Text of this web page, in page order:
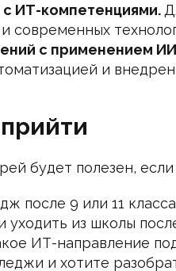
ИТ-компетенциями.
современных
с применением
и
будет полезен, если
после 9 или 11
уходить из школы
ИТ-направление
и хотите